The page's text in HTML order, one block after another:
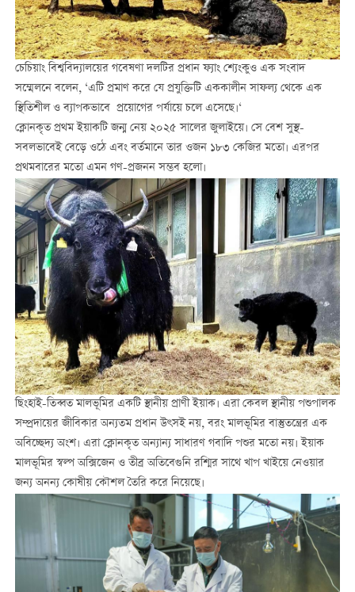
চেচিয়াং বিশ্ববিদ্যালয়ের গবেষণা দলটির প্রধান ফ্যাং শ্যেংকুও এক সংবাদ
সম্মেলনে বলেন, ‘এটি প্রমাণ করে যে প্রযুক্তিটি এককালীন সাফল্য থেকে এক
স্থিতিশীল ও ব্যাপকভাবে প্রয়োগের পর্যায়ে চলে এসেছে।‘
ক্লোনকৃত প্রথম ইয়াকটি জন্ম নেয় ২০২৫ সালের জুলাইয়ে। সে বেশ সুস্থ-
সবলভাবেই বেড়ে ওঠে এবং বর্তমানে তার ওজন ১৮৩ কেজির মতো। এরপর
প্রথমবারের মতো এমন গণ-প্রজনন সম্ভব হলো।
ছিংহাই-তিব্বত মালভূমির একটি স্থানীয় প্রাণী ইয়াক। এরা কেবল স্থানীয় পশুপালক
সম্প্রদায়ের জীবিকার অন্যতম প্রধান উৎসই নয়, বরং মালভূমির বাস্তুতন্ত্রের এক
অবিচ্ছেদ্য অংশ। এরা ক্লোনকৃত অন্যান্য সাধারণ গবাদি পশুর মতো নয়। ইয়াক
মালভূমির স্বল্প অক্সিজেন ও তীব্র অতিবেগুনি রশ্মির সাথে খাপ খাইয়ে নেওয়ার
জন্য অনন্য কোষীয় কৌশল তৈরি করে নিয়েছে।